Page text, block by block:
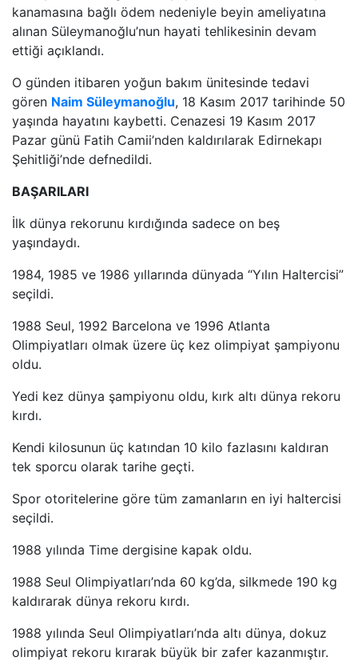
kanamasına bağlı ödem nedeniyle beyin ameliyatına
alınan Süleymanoğlu’nun hayati tehlikesinin devam
ettiği açıklandı.
O günden itibaren yoğun bakım ünitesinde tedavi
gören Naim Süleymanoğlu, 18 Kasım 2017 tarihinde 50
yaşında hayatını kaybetti. Cenazesi 19 Kasım 2017
Pazar günü Fatih Camii’nden kaldırılarak Edirnekapı
Şehitliği’nde defnedildi.
BAŞARILARI
İlk dünya rekorunu kırdığında sadece on beş
yaşındaydı.
1984, 1985 ve 1986 yıllarında dünyada “Yılın Haltercisi”
seçildi.
1988 Seul, 1992 Barcelona ve 1996 Atlanta
Olimpiyatları olmak üzere üç kez olimpiyat şampiyonu
oldu.
Yedi kez dünya şampiyonu oldu, kırk altı dünya rekoru
kırdı.
Kendi kilosunun üç katından 10 kilo fazlasını kaldıran
tek sporcu olarak tarihe geçti.
Spor otoritelerine göre tüm zamanların en iyi haltercisi
seçildi.
1988 yılında Time dergisine kapak oldu.
1988 Seul Olimpiyatları’nda 60 kg’da, silkmede 190 kg
kaldırarak dünya rekoru kırdı.
1988 yılında Seul Olimpiyatları’nda altı dünya, dokuz
olimpiyat rekoru kırarak büyük bir zafer kazanmıştır.